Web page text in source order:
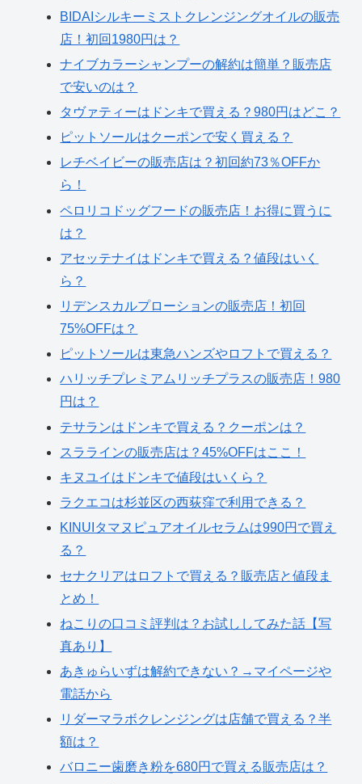
BIDAIシルキーミストクレンジングオイルの販売
店！初回1980円は？
ナイブカラーシャンプーの解約は簡単？販売店
で安いのは？
タヴァティーはドンキで買える？980円はどこ？
ピットソールはクーポンで安く買える？
レチベイビーの販売店は？初回約73％OFFか
ら！
ペロリコドッグフードの販売店！お得に買うに
は？
アセッテナイはドンキで買える？値段はいく
ら？
リデンスカルプローションの販売店！初回
75%OFFは？
ピットソールは東急ハンズやロフトで買える？
ハリッチプレミアムリッチプラスの販売店！980
円は？
テサランはドンキで買える？クーポンは？
スララインの販売店は？45%OFFはここ！
キヌユイはドンキで値段はいくら？
ラクエコは杉並区の西荻窪で利用できる？
KINUIタマヌピュアオイルセラムは990円で買え
る？
セナクリアはロフトで買える？販売店と値段ま
とめ！
ねこりの口コミ評判は？お試ししてみた話【写
真あり】
あきゅらいずは解約できない？→マイページや
電話から
リダーマラボクレンジングは店舗で買える？半
額は？
バロニー歯磨き粉を680円で買える販売店は？